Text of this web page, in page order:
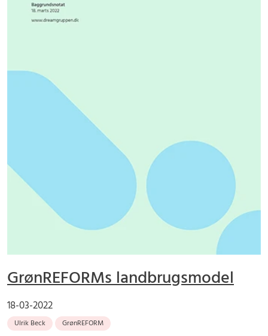
GrønREFORMs landbrugsmodel
18-03-2022
Ulrik Beck GrønREFORM